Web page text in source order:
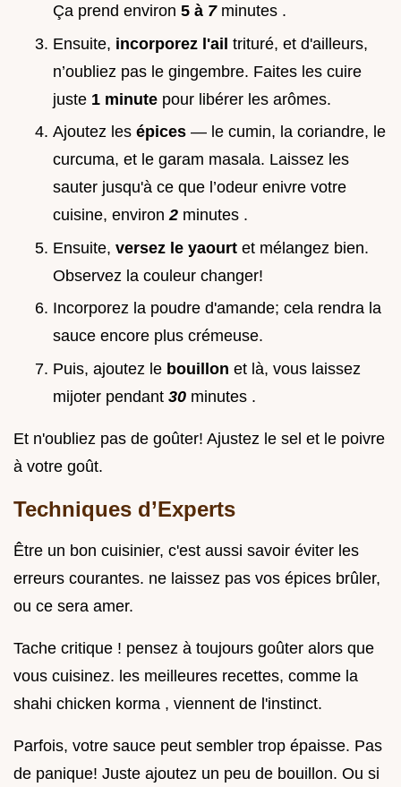
Ça prend environ 5 à 7 minutes .
Ensuite, incorporez l'ail trituré, et d'ailleurs,
n’oubliez pas le gingembre. Faites les cuire
juste 1 minute pour libérer les arômes.
Ajoutez les épices — le cumin, la coriandre, le
curcuma, et le garam masala. Laissez les
sauter jusqu'à ce que l’odeur enivre votre
cuisine, environ2 minutes .
Ensuite, versez le yaourt et mélangez bien.
Observez la couleur changer!
Incorporez la poudre d'amande; cela rendra la
sauce encore plus crémeuse.
Puis, ajoutez le bouillon et là, vous laissez
mijoter pendant 30 minutes .
Et n'oubliez pas de goûter! Ajustez le sel et le poivre
à votre goût.
Techniques d’Experts
Être un bon cuisinier, c'est aussi savoir éviter les
erreurs courantes. ne laissez pas vos épices brûler,
ou ce sera amer.
Tache critique ! pensez à toujours goûter alors que
vous cuisinez. les meilleures recettes, comme la
shahi chicken korma , viennent de l'instinct.
Parfois, votre sauce peut sembler trop épaisse. Pas
de panique! Juste ajoutez un peu de bouillon. Ou si